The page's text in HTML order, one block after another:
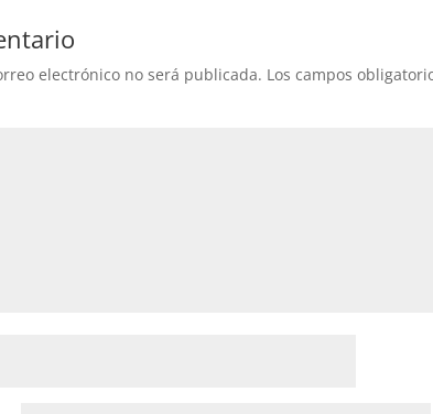
electrónico no será publicada. Los campos